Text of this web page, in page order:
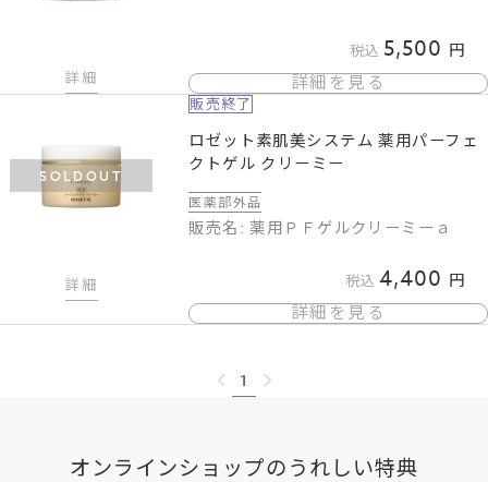
詳細
税込 5,500
詳細を見る
SOLDOUT
詳細
販売終了
ロゼット素肌美システム 薬用パーフェ
クトゲル クリーミー
医薬部外品
販売名: 薬用ＰＦゲルクリーミーａ
税込 4,400
詳細を見る
1
オンラインショップのうれしい特典